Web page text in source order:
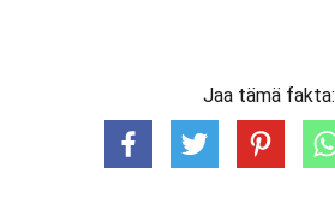
Jaa tämä fakta: